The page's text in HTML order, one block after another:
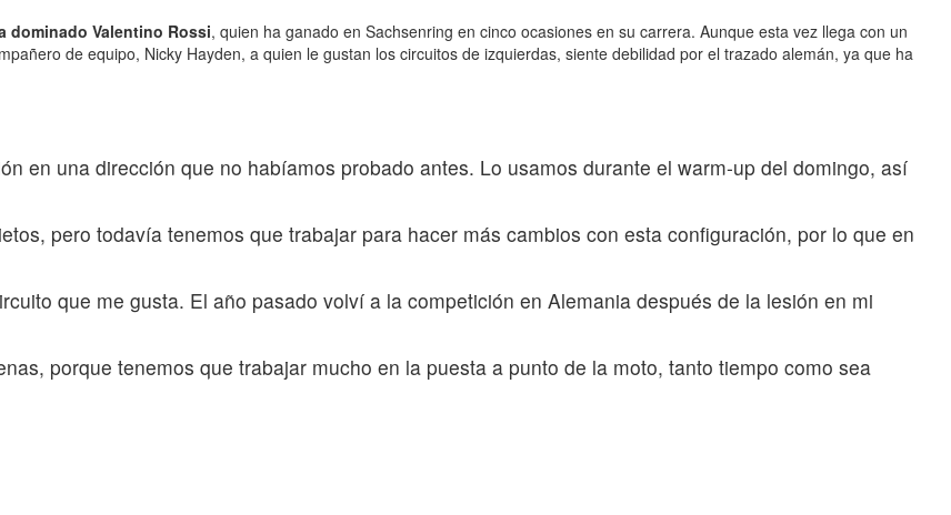
dominado Valentino Rossi, quien ha ganado en Sachsenring en cinco ocasiones en su carrera. Aunque esta vez llega con un
de equipo, Nicky Hayden, a quien le gustan los circuitos de izquierdas, siente debilidad por el trazado alemán, ya que ha
en una dirección que no habíamos probado antes. Lo usamos durante el warm-up del domingo, así
pero todavía tenemos que trabajar para hacer más cambios con esta configuración, por lo que en
que me gusta. El año pasado volví a la competición en Alemania después de la lesión en mi
porque tenemos que trabajar mucho en la puesta a punto de la moto, tanto tiempo como sea